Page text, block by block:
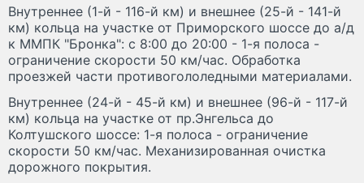
Внутреннее (1-й - 116-й км) и внешнее (25-й - 141-й
км) кольца на участке от Приморского шоссе до а/д
к ММПК "Бронка": с 8:00 до 20:00 - 1-я полоса -
ограничение скорости 50 км/час. Обработка
проезжей части противогололедными материалами.
Внутреннее (24-й - 45-й км) и внешнее (96-й - 117-й
км) кольца на участке от пр.Энгельса до
Колтушского шоссе: 1-я полоса - ограничение
скорости 50 км/час. Механизированная очистка
дорожного покрытия.